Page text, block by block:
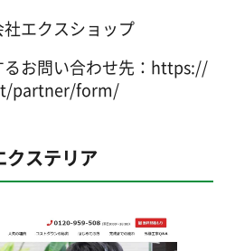
エクスショップ
るお問い合わせ先：https://
partner/form/
クステリア